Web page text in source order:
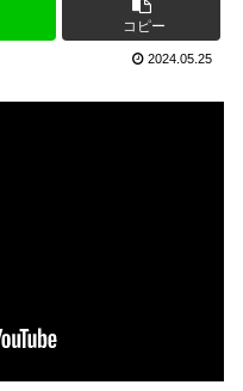
コピー
2024.05.25